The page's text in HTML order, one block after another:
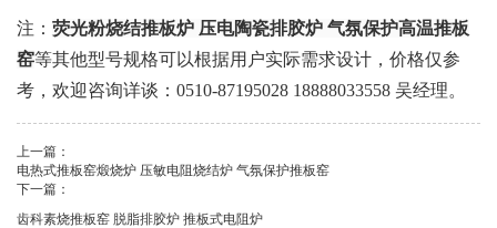
注： 荧光粉烧结推板炉 压电陶瓷排胶炉 气氛保护高温推板
窑等其他型号规格可以根据用户实际需求设计，价格仅参
考，欢迎咨询详谈：0510-87195028 18888033558 吴经理。
上一篇：
电热式推板窑煅烧炉 压敏电阻烧结炉 气氛保护推板窑
下一篇：
齿科素烧推板窑 脱脂排胶炉 推板式电阻炉